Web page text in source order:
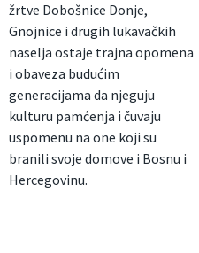
žrtve Dobošnice Donje,
Gnojnice i drugih lukavačkih
naselja ostaje trajna opomena
i obaveza budućim
generacijama da njeguju
kulturu pamćenja i čuvaju
uspomenu na one koji su
branili svoje domove i Bosnu i
Hercegovinu.